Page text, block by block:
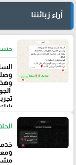
آراء زبائننا